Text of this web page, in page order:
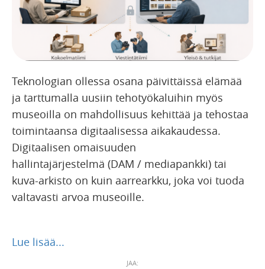
Teknologian ollessa osana päivittäissä elämää
ja tarttumalla uusiin tehotyökaluihin myös
museoilla on mahdollisuus kehittää ja tehostaa
toimintaansa digitaalisessa aikakaudessa.
Digitaalisen omaisuuden
hallintajärjestelmä (DAM / mediapankki) tai
kuva-arkisto on kuin aarrearkku, joka voi tuoda
valtavasti arvoa museoille.
Lue lisää...
JAA: